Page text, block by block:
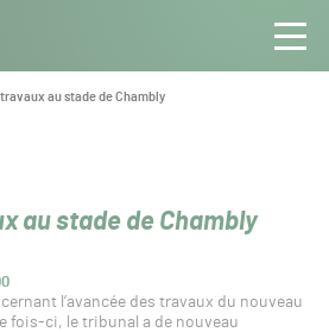
au stade de Chambly
au stade de Chambly
l’avancée des travaux du nouveau
fois-ci, le tribunal a de nouveau